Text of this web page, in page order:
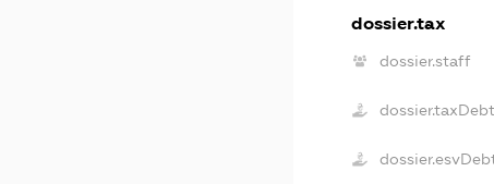
dossier.tax
dossier.staff
dossier.taxDebt